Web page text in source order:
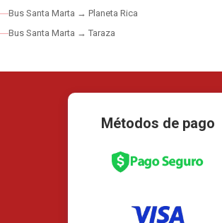
Bus Santa Marta → Planeta Rica
Bus Santa Marta → Taraza
Métodos de pago